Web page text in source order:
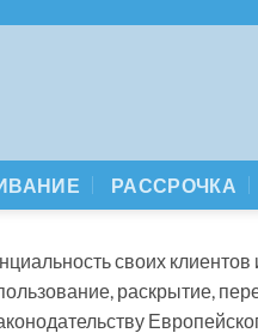
РАССРОЧКА
своих
раскрытие,